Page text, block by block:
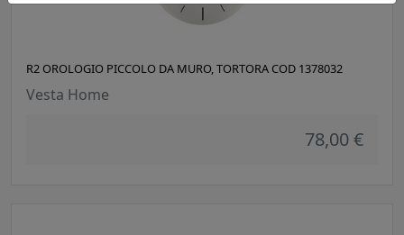
R2 OROLOGIO PICCOLO DA MURO, TORTORA COD 1378032
Vesta Home
78,00 €